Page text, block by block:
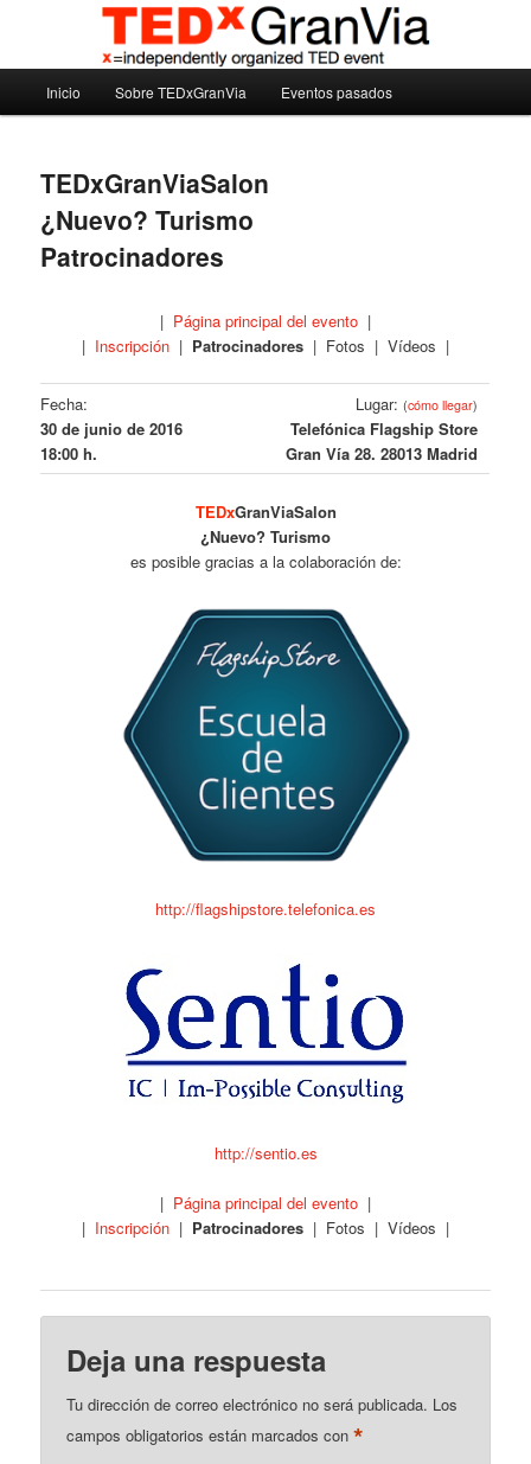
principalTEDxGranVia
Madrid – España – Spain
Inicio Sobre TEDxGranVia Eventos pasados
TEDxGranViaSalon
¿Nuevo? Turismo
Patrocinadores
| Página principal del evento |
| Inscripción | Patrocinadores | Fotos | Vídeos |
Fecha:
30 de junio de 2016
18:00 h.
Lugar:(cómo llegar)
Telefónica Flagship Store
Gran Vía 28. 28013 Madrid
TEDxGranViaSalon
¿Nuevo? Turismo
es posible gracias a la colaboración de:
http://flagshipstore.telefonica.es
http://sentio.es
| Página principal del evento |
| Inscripción | Patrocinadores | Fotos | Vídeos |
Deja una respuesta
Tu dirección de correo electrónico no será publicada. Los
campos obligatorios están marcados con*